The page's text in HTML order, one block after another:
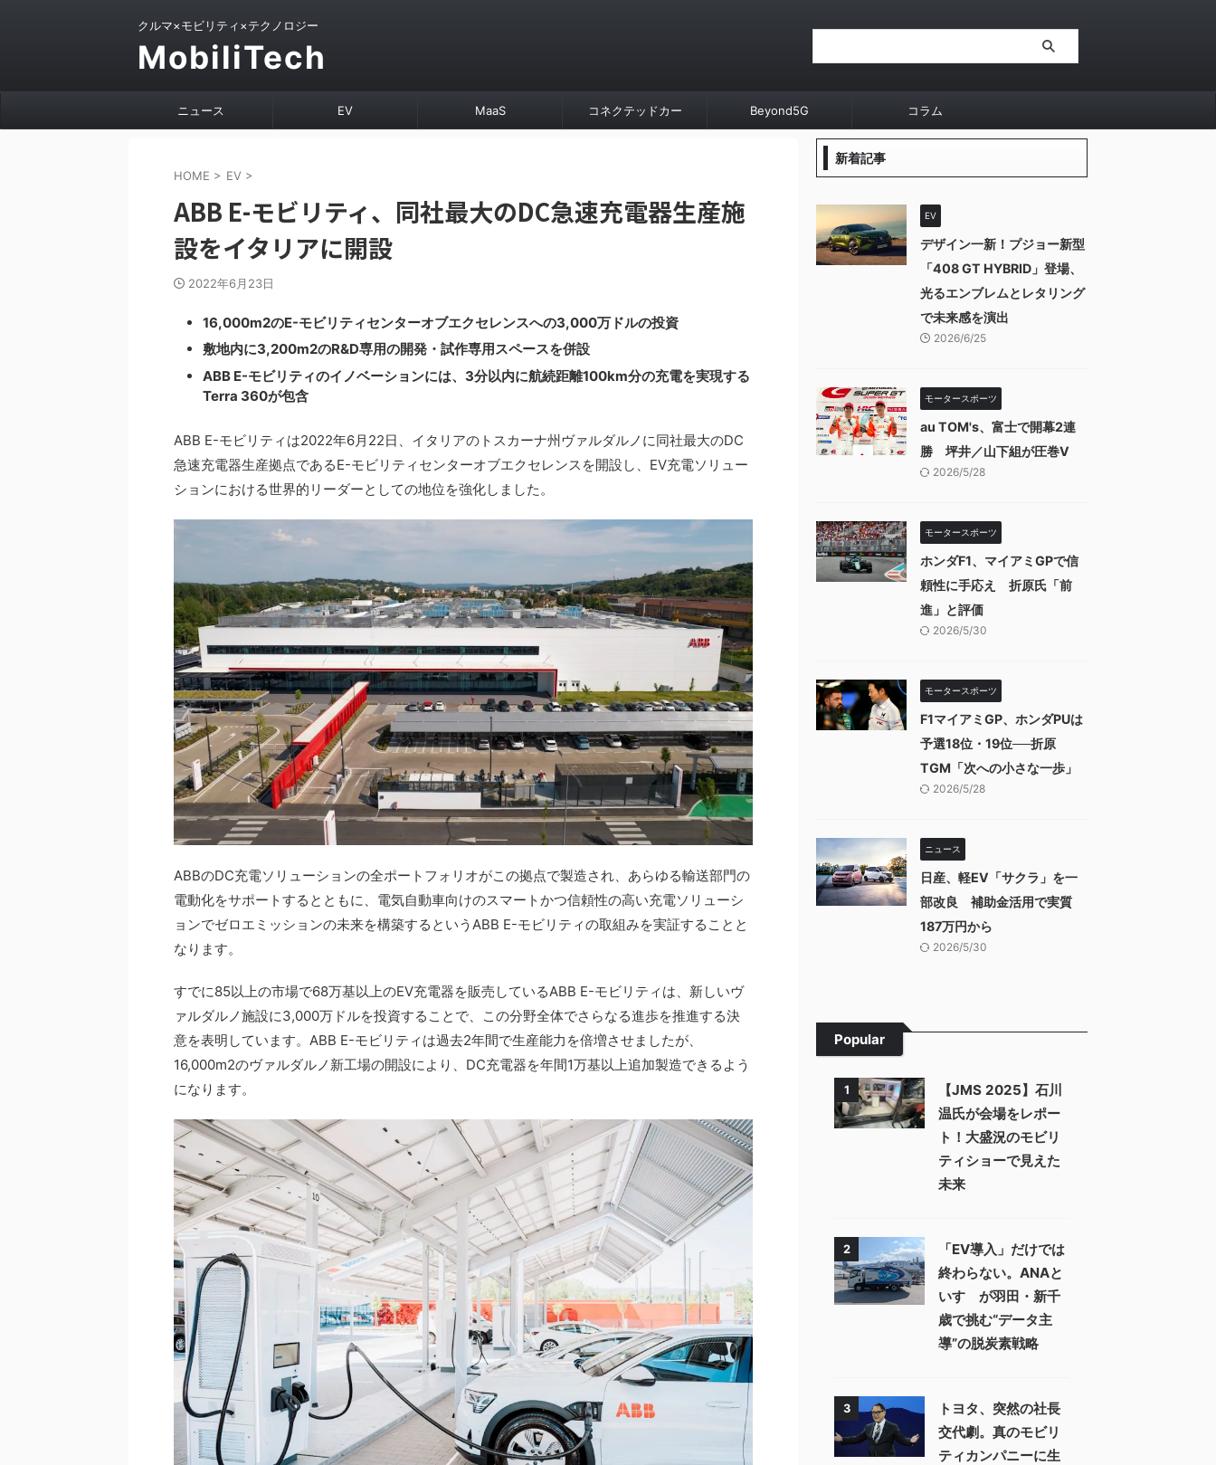
クルマ×モビリティ×テクノロジー
MobiliTech
ニュース EV MaaS コネクテッドカー Beyond5G コラム
HOME > EV >
ABB E-モビリティ、同社最大のDC急速充電器生産施
設をイタリアに開設
2022年6月23日
16,000m2のE-モビリティセンターオブエクセレンスへの3,000万ドルの投資
敷地内に3,200m2のR&D専用の開発・試作専用スペースを併設
ABB E-モビリティのイノベーションには、3分以内に航続距離100km分の充電を実現する
Terra 360が包含
ABB E-モビリティは2022年6月22日、イタリアのトスカーナ州ヴァルダルノに同社最大のDC
急速充電器生産拠点であるE-モビリティセンターオブエクセレンスを開設し、EV充電ソリュー
ションにおける世界的リーダーとしての地位を強化しました。
ABBのDC充電ソリューションの全ポートフォリオがこの拠点で製造され、あらゆる輸送部門の
電動化をサポートするとともに、電気自動車向けのスマートかつ信頼性の高い充電ソリューシ
ョンでゼロエミッションの未来を構築するというABB E-モビリティの取組みを実証することと
なります。
すでに85以上の市場で68万基以上のEV充電器を販売しているABB E-モビリティは、新しいヴ
ァルダルノ施設に3,000万ドルを投資することで、この分野全体でさらなる進歩を推進する決
意を表明しています。ABB E-モビリティは過去2年間で生産能力を倍増させましたが、
16,000m2のヴァルダルノ新工場の開設により、DC充電器を年間1万基以上追加製造できるよう
になります。
新着記事
EV
デザイン一新！プジョー新型
「408 GT HYBRID」登場、
光るエンブレムとレタリング
で未来感を演出
2026/6/25
モータースポーツ
au TOM's、富士で開幕2連
勝 坪井／山下組が圧巻V
2026/5/28
モータースポーツ
ホンダF1、マイアミGPで信
頼性に手応え 折原氏「前
進」と評価
2026/5/30
モータースポーツ
F1マイアミGP、ホンダPUは
予選18位・19位──折原
TGM「次への小さな一歩」
2026/5/28
ニュース
日産、軽EV「サクラ」を一
部改良 補助金活用で実質
187万円から
2026/5/30
Popular
1
【JMS 2025】石川
温氏が会場をレポー
ト！大盛況のモビリ
ティショーで見えた
未来
2
「EV導入」だけでは
終わらない。ANAと
いすゞが羽田・新千
歳で挑む“データ主
導”の脱炭素戦略
3
トヨタ、突然の社長
交代劇。真のモビリ
ティカンパニーに生